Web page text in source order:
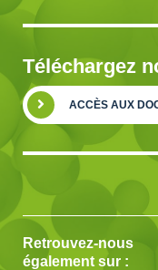
Téléchargez
ACCÈS AUX
Retrouvez-nous
également sur :